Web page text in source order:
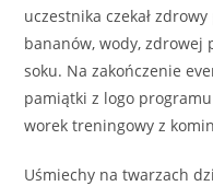
uczestnika czekał zdrowy
bananów, wody, zdrowej
soku. Na zakończenie
pamiątki z logo
worek treningowy z
Uśmiechy na twarzach